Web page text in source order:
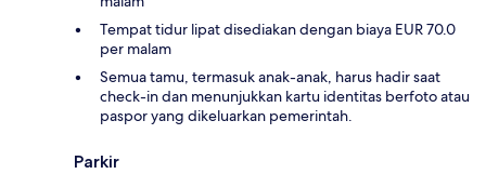
Tempat tidur lipat disediakan dengan biaya EUR 70.0
per malam
Semua tamu, termasuk anak-anak, harus hadir saat
check-in dan menunjukkan kartu identitas berfoto atau
paspor yang dikeluarkan pemerintah.
Parkir